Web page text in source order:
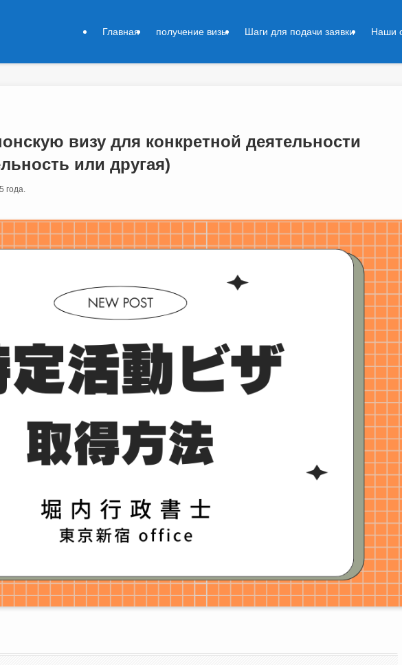
Главная получение визы Шаги для подачи заявки Наши
визу для конкретной деятельности
или другая)
года.